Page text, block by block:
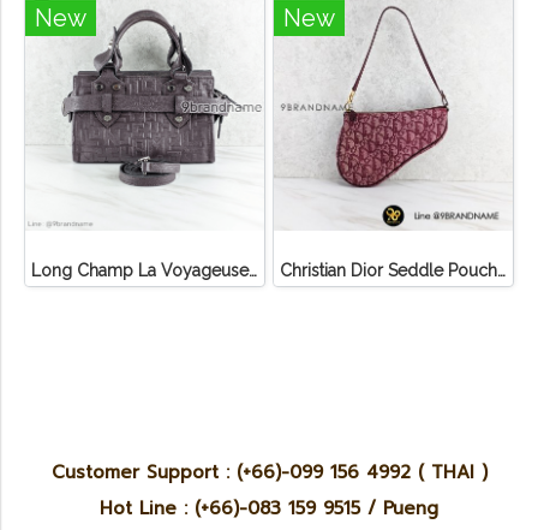
New
Long Champ La Voyageuse Bag Leather
New
Christian Dior Seddle Pouch Accessory Hand Bag
Customer Support : (+66)-099 156 4992 ( THAI )
Hot Line : (+66)-083 159 9515 / Pueng